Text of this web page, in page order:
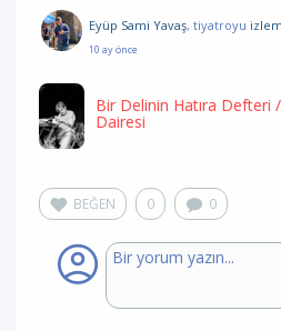
Eyüp Sami Yavaş, tiyatroyu
10 ay önce
Bir Delinin Hatıra Defteri
Dairesi
BEĞEN 0 0